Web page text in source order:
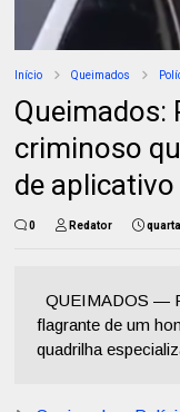
Início Queimados
Queimados:
criminoso
de
0 Redator
QUEIMADOS —
flagrante de um
quadrilha